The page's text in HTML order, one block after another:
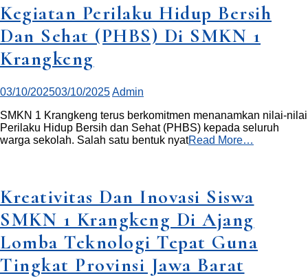
Kegiatan Perilaku Hidup Bersih
Dan Sehat (PHBS) Di SMKN 1
Krangkeng
03/10/202503/10/2025Admin
SMKN 1 Krangkeng terus berkomitmen menanamkan nilai-nilai
Perilaku Hidup Bersih dan Sehat (PHBS) kepada seluruh
warga sekolah. Salah satu bentuk nyatRead More…
Kreativitas Dan Inovasi Siswa
SMKN 1 Krangkeng Di Ajang
Lomba Teknologi Tepat Guna
Tingkat Provinsi Jawa Barat